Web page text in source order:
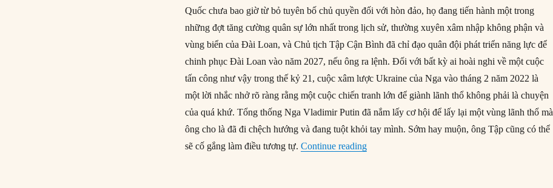
Quốc chưa bao giờ từ bỏ tuyên bố chủ quyền đối với hòn đảo, họ đang tiến hành một trong
những đợt tăng cường quân sự lớn nhất trong lịch sử, thường xuyên xâm nhập không phận và
vùng biển của Đài Loan, và Chủ tịch Tập Cận Bình đã chỉ đạo quân đội phát triển năng lực để
chinh phục Đài Loan vào năm 2027, nếu ông ra lệnh. Đối với bất kỳ ai hoài nghi về một cuộc
tấn công như vậy trong thế kỷ 21, cuộc xâm lược Ukraine của Nga vào tháng 2 năm 2022 là
một lời nhắc nhở rõ ràng rằng một cuộc chiến tranh lớn để giành lãnh thổ không phải là chuyện
của quá khứ. Tổng thống Nga Vladimir Putin đã nắm lấy cơ hội để lấy lại một vùng lãnh thổ mà
ông cho là đã đi chệch hướng và đang tuột khỏi tay mình. Sớm hay muộn, ông Tập cũng có thể
sẽ cố gắng làm điều tương tự.Continue reading“Đài Loan vẫn chưa bị bỏ rơi”